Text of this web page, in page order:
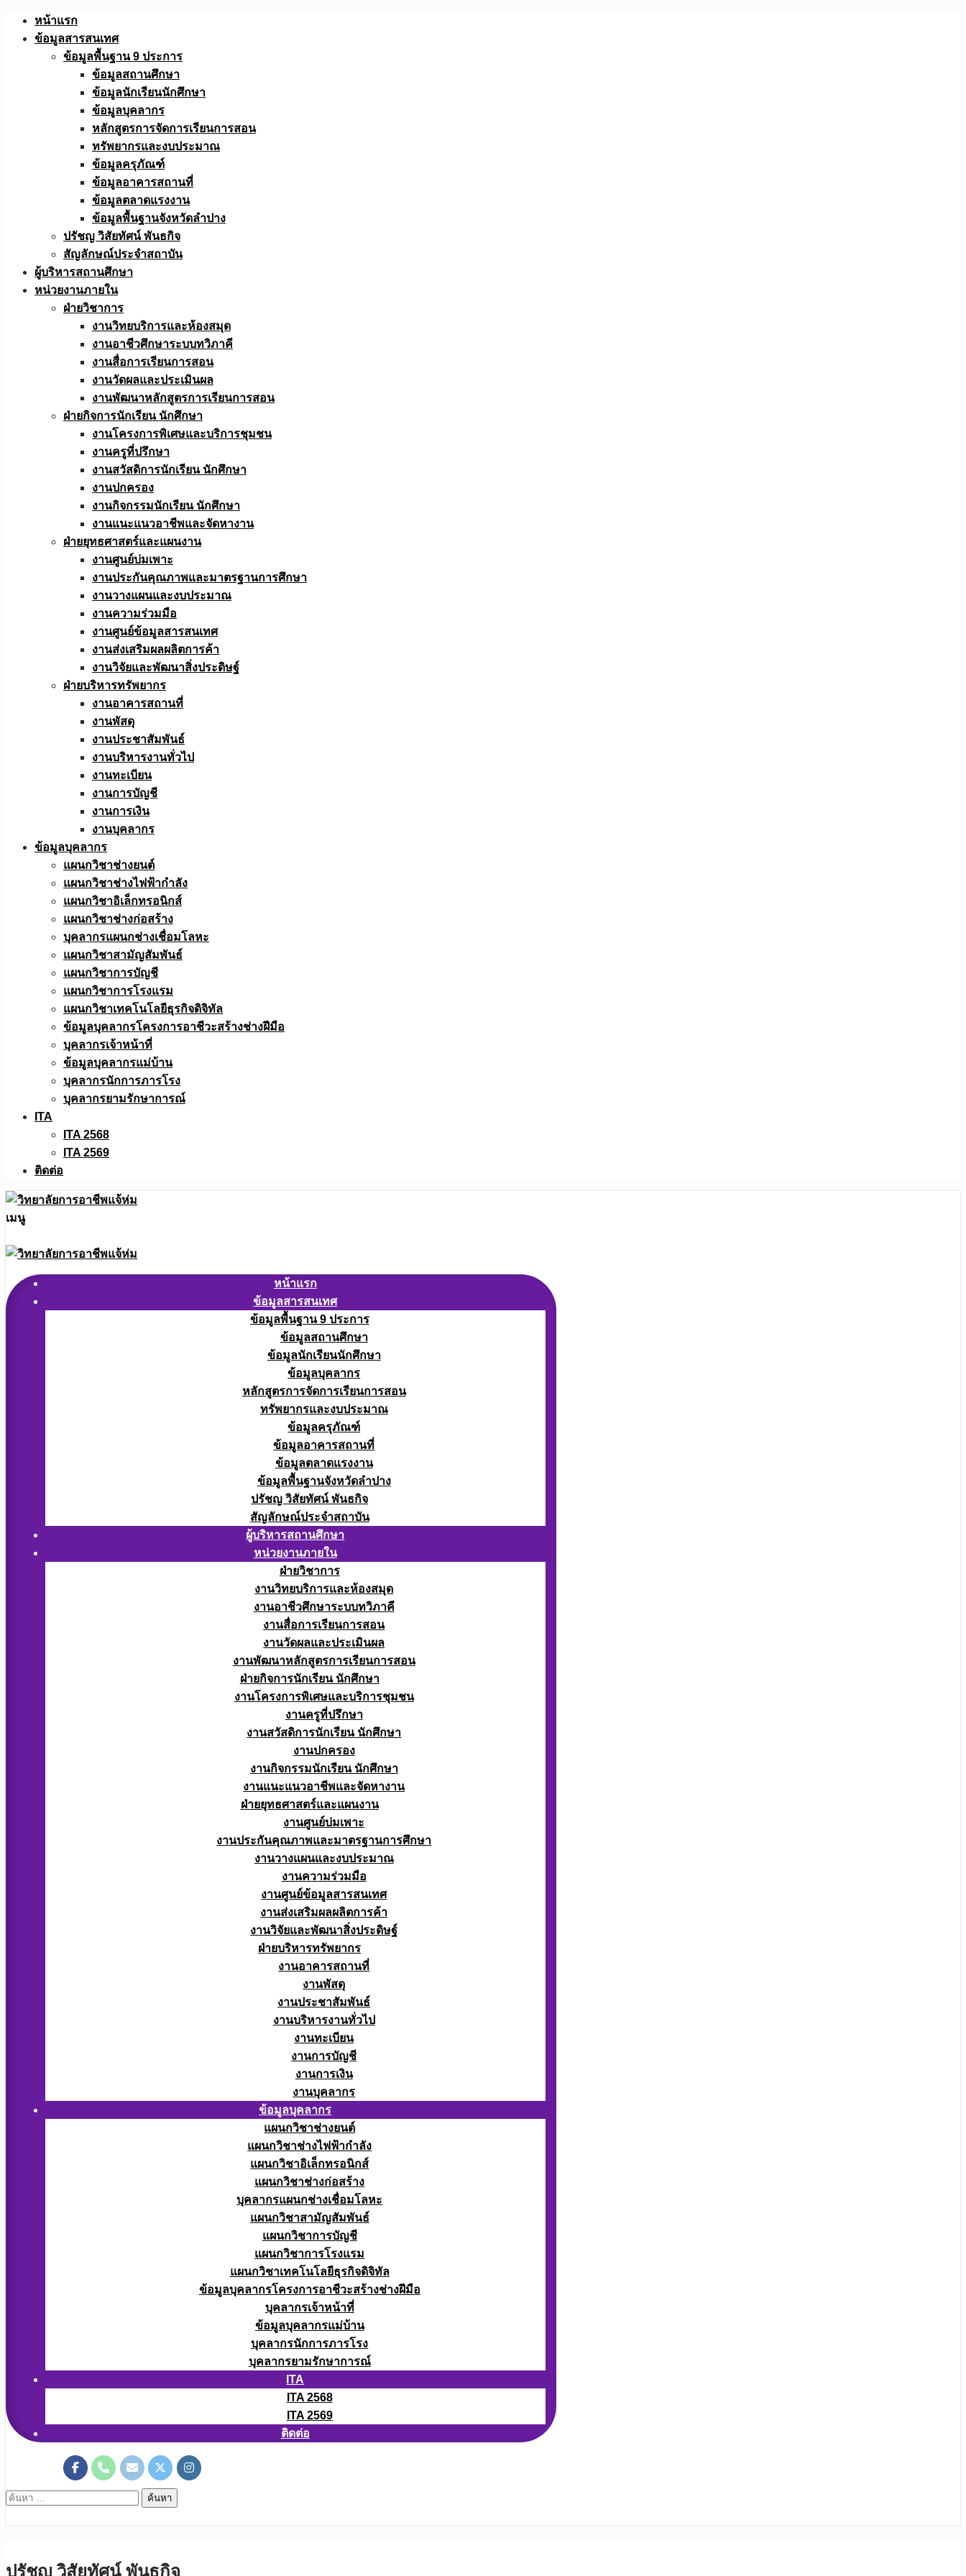
Skip
หน้าแรก
ข้อมูลสารสนเทศ
ข้อมูลพื้นฐาน 9 ประการ
ข้อมูลสถานศึกษา
ข้อมูลนักเรียนนักศึกษา
ข้อมูลบุคลากร
หลักสูตรการจัดการเรียนการสอน
ทรัพยากรและงบประมาณ
ข้อมูลครุภัณฑ์
ข้อมูลอาคารสถานที่
ข้อมูลตลาดแรงงาน
ข้อมูลพื้นฐานจังหวัดลำปาง
ปรัชญ วิสัยทัศน์ พันธกิจ
สัญลักษณ์ประจำสถาบัน
ผู้บริหารสถานศึกษา
หน่วยงานภายใน
ฝ่ายวิชาการ
งานวิทยบริการและห้องสมุด
งานอาชีวศึกษาระบบทวิภาคี
งานสื่อการเรียนการสอน
งานวัดผลและประเมินผล
งานพัฒนาหลักสูตรการเรียนการสอน
ฝ่ายกิจการนักเรียน นักศึกษา
งานโครงการพิเศษและบริการชุมชน
งานครูที่ปรึกษา
งานสวัสดิการนักเรียน นักศึกษา
งานปกครอง
งานกิจกรรมนักเรียน นักศึกษา
งานแนะแนวอาชีพและจัดหางาน
ฝ่ายยุทธศาสตร์และแผนงาน
งานศูนย์บ่มเพาะ
งานประกันคุณภาพและมาตรฐานการศึกษา
งานวางแผนและงบประมาณ
งานความร่วมมือ
งานศูนย์ข้อมูลสารสนเทศ
งานส่งเสริมผลผลิตการค้า
งานวิจัยและพัฒนาสิ่งประดิษฐ์
ฝ่ายบริหารทรัพยากร
งานอาคารสถานที่
งานพัสดุ
งานประชาสัมพันธ์
งานบริหารงานทั่วไป
งานทะเบียน
งานการบัญชี
งานการเงิน
งานบุคลากร
ข้อมูลบุคลากร
แผนกวิชาช่างยนต์
แผนกวิชาช่างไฟฟ้ากำลัง
แผนกวิชาอิเล็กทรอนิกส์
แผนกวิชาช่างก่อสร้าง
บุคลากรแผนกช่างเชื่อมโลหะ
แผนกวิชาสามัญสัมพันธ์
แผนกวิชาการบัญชี
แผนกวิชาการโรงแรม
แผนกวิชาเทคโนโลยีธุรกิจดิจิทัล
ข้อมูลบุคลากรโครงการอาชีวะสร้างช่างฝีมือ
บุคลากรเจ้าหน้าที่
ข้อมูลบุคลากรแม่บ้าน
บุคลากรนักการภารโรง
บุคลากรยามรักษาการณ์
ITA
ITA 2568
ITA 2569
ติดต่อ
เมนู
หน้าแรก
ข้อมูลสารสนเทศ
ข้อมูลพื้นฐาน 9 ประการ
ข้อมูลสถานศึกษา
ข้อมูลนักเรียนนักศึกษา
ข้อมูลบุคลากร
หลักสูตรการจัดการเรียนการสอน
ทรัพยากรและงบประมาณ
ข้อมูลครุภัณฑ์
ข้อมูลอาคารสถานที่
ข้อมูลตลาดแรงงาน
ข้อมูลพื้นฐานจังหวัดลำปาง
ปรัชญ วิสัยทัศน์ พันธกิจ
สัญลักษณ์ประจำสถาบัน
ผู้บริหารสถานศึกษา
หน่วยงานภายใน
ฝ่ายวิชาการ
งานวิทยบริการและห้องสมุด
งานอาชีวศึกษาระบบทวิภาคี
งานสื่อการเรียนการสอน
งานวัดผลและประเมินผล
งานพัฒนาหลักสูตรการเรียนการสอน
ฝ่ายกิจการนักเรียน นักศึกษา
งานโครงการพิเศษและบริการชุมชน
งานครูที่ปรึกษา
งานสวัสดิการนักเรียน นักศึกษา
งานปกครอง
งานกิจกรรมนักเรียน นักศึกษา
งานแนะแนวอาชีพและจัดหางาน
ฝ่ายยุทธศาสตร์และแผนงาน
งานศูนย์บ่มเพาะ
งานประกันคุณภาพและมาตรฐานการศึกษา
งานวางแผนและงบประมาณ
งานความร่วมมือ
งานศูนย์ข้อมูลสารสนเทศ
งานส่งเสริมผลผลิตการค้า
งานวิจัยและพัฒนาสิ่งประดิษฐ์
ฝ่ายบริหารทรัพยากร
งานอาคารสถานที่
งานพัสดุ
งานประชาสัมพันธ์
งานบริหารงานทั่วไป
งานทะเบียน
งานการบัญชี
งานการเงิน
งานบุคลากร
ข้อมูลบุคลากร
แผนกวิชาช่างยนต์
แผนกวิชาช่างไฟฟ้ากำลัง
แผนกวิชาอิเล็กทรอนิกส์
แผนกวิชาช่างก่อสร้าง
บุคลากรแผนกช่างเชื่อมโลหะ
แผนกวิชาสามัญสัมพันธ์
แผนกวิชาการบัญชี
แผนกวิชาการโรงแรม
แผนกวิชาเทคโนโลยีธุรกิจดิจิทัล
ข้อมูลบุคลากรโครงการอาชีวะสร้างช่างฝีมือ
บุคลากรเจ้าหน้าที่
ข้อมูลบุคลากรแม่บ้าน
บุคลากรนักการภารโรง
บุคลากรยามรักษาการณ์
ITA
ITA 2568
ITA 2569
ติดต่อ
ค้นหา
ปรัชญ วิสัยทัศน์ พันธกิจ